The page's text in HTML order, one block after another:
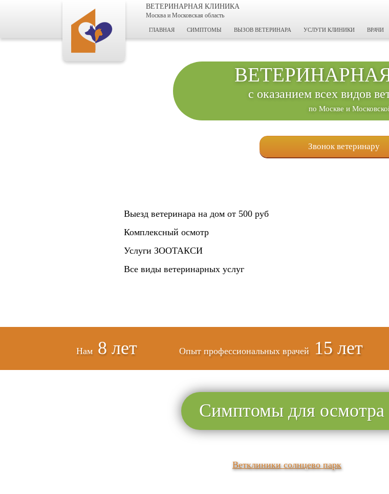
ВЕТЕРИНАРНАЯ КЛИНИКА
Москва и Московская область
ГЛАВНАЯ СИМПТОМЫ ВЫЗОВ ВЕТЕРИНАРА УСЛУГИ КЛИНИКИ ВРАЧИ
с оказанием всех видов
по Москве и
Звонок ветеринару
Выезд ветеринара на дом от 500 руб
Комплексный осмотр
Услуги ЗООТАКСИ
Все виды ветеринарных услуг
Нам 8 лет Опыт профессиональных врачей 15 лет
Симптомы для осмотра
Ветклиники солнцево парк